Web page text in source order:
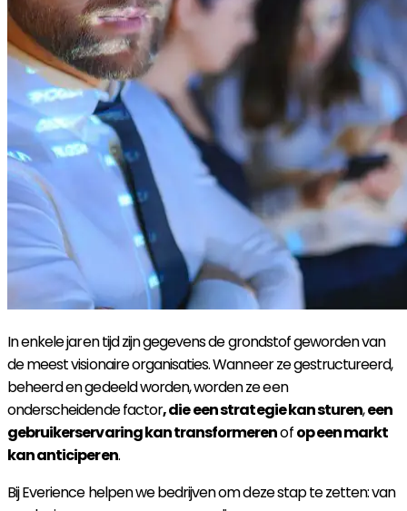
In enkele jaren tijd zijn gegevens de grondstof geworden van
de meest visionaire organisaties. Wanneer ze gestructureerd,
beheerd en gedeeld worden, worden ze een
onderscheidende factor, dieeen strategie kan sturen,een
gebruikerservaring kan transformerenofop een markt
kan anticiperen.
Bij Everience helpen we bedrijven om deze stap te zetten: van